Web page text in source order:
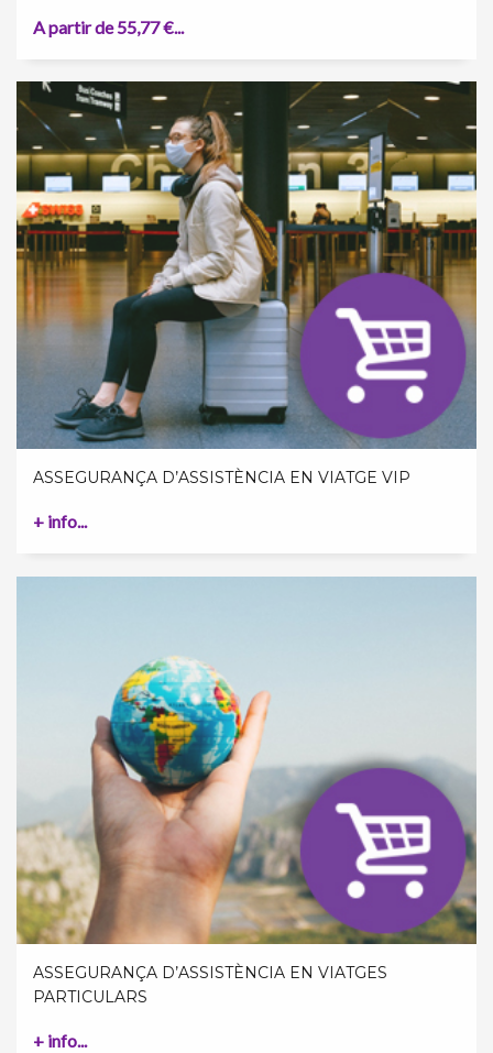
A partir de 55,77 €...
ASSEGURANÇA D’ASSISTÈNCIA EN VIATGE VIP
+ info...
ASSEGURANÇA D’ASSISTÈNCIA EN VIATGES
PARTICULARS
+ info...